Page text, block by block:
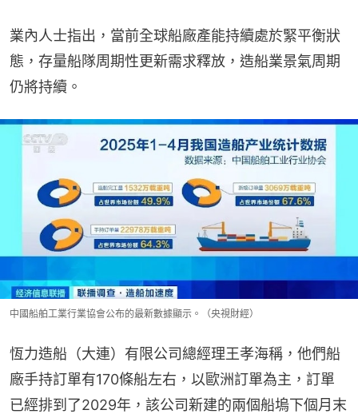
業內人士指出，當前全球船廠產能持續處於緊平衡狀
態，存量船隊周期性更新需求釋放，造船業景氣周期
仍將持續。
中國船舶工業行業協會公布的最新數據顯示。（央視財經）
恆力造船（大連）有限公司總經理王孝海稱，他們船
廠手持訂單有170條船左右，以歐洲訂單為主，訂單
已經排到了2029年，該公司新建的兩個船塢下個月末